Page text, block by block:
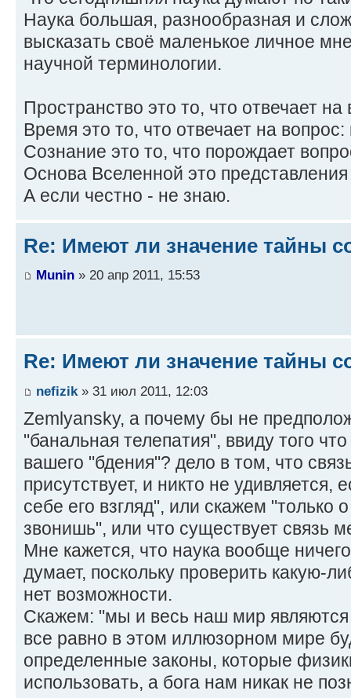
Наука большая, разнообразная и
высказать своё маленькое личное
научной терминологии.
Пространство это то, что отвечает на
Время это то, что отвечает на вопрос:
Сознание это то, что порождает
Основа Вселенной это
А если честно - не знаю.
Re: Имеют ли значение тайны
Munin » 20 апр 2011, 15:53
Re: Имеют ли значение тайны
nefizik » 31 июл 2011, 12:03
Zemlyansky, а почему бы не
"банальная телепатия", ввиду того
вашего "бдения"? дело в том, что
присутствует, и никто не удивляется,
себе его взгляд", или скажем "только
звонишь", или что существует связь
Мне кажется, что наука вообще
думает, поскольку проверить какую-
нет возможности.
Скажем: "мы и весь наш мир являются
все равно в этом иллюзорном мире
определенные законы, которые
использовать, а бога нам никак не